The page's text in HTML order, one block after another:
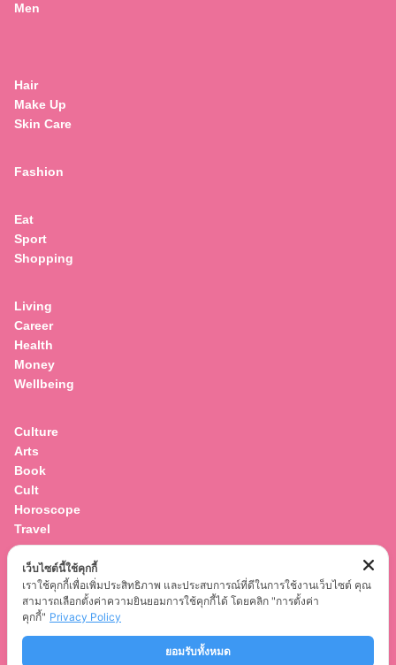
Men
Hair
Make Up
Skin Care
Fashion
Eat
Sport
Shopping
Living
Career
Health
Money
Wellbeing
Culture
Arts
Book
Cult
Horoscope
Travel
Entertainment
Celebrity
Movies
Musics
เว็บไซต์นี้ใช้คุกกี้
เราใช้คุกกี้เพื่อเพิ่มประสิทธิภาพ และประสบการณ์ที่ดีในการใช้งานเว็บไซต์ คุณ
สามารถเลือกตั้งค่าความยินยอมการใช้คุกกี้ได้ โดยคลิก "การตั้งค่า
คุกกี้" Privacy Policy
ยอมรับทั้งหมด